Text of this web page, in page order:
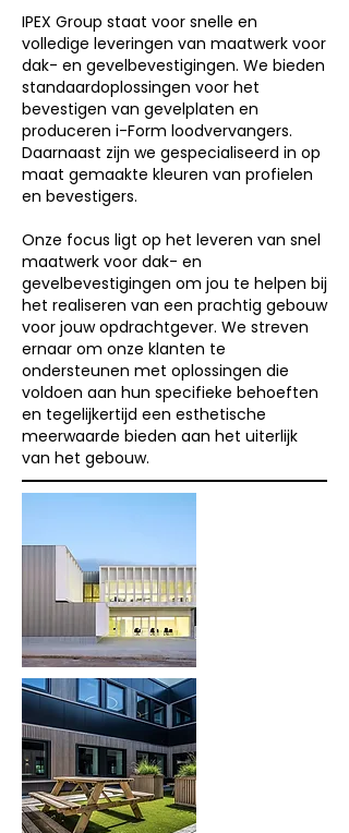
IPEX Group staat voor snelle en
volledige leveringen van maatwerk voor
dak- en gevelbevestigingen. We bieden
standaardoplossingen voor het
bevestigen van gevelplaten en
produceren i-Form loodvervangers.
Daarnaast zijn we gespecialiseerd in op
maat gemaakte kleuren van profielen
en bevestigers.
Onze focus ligt op het leveren van snel
maatwerk voor dak- en
gevelbevestigingen om jou te helpen bij
het realiseren van een prachtig gebouw
voor jouw opdrachtgever. We streven
ernaar om onze klanten te
ondersteunen met oplossingen die
voldoen aan hun specifieke behoeften
en tegelijkertijd een esthetische
meerwaarde bieden aan het uiterlijk
van het gebouw.